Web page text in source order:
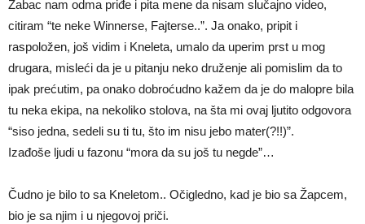
Žabac nam odma priđe i pita mene da nisam slučajno video,
citiram “te neke Winnerse, Fajterse..”. Ja onako, pripit i
raspoložen, još vidim i Kneleta, umalo da uperim prst u mog
drugara, misleći da je u pitanju neko druženje ali pomislim da to
ipak prećutim, pa onako dobroćudno kažem da je do malopre bila
tu neka ekipa, na nekoliko stolova, na šta mi ovaj ljutito odgovora
“siso jedna, sedeli su ti tu, što im nisu jebo mater(?!!)”.
Izađoše ljudi u fazonu “mora da su još tu negde”…
Čudno je bilo to sa Kneletom.. Očigledno, kad je bio sa Žapcem,
bio je sa njim i u njegovoj priči.